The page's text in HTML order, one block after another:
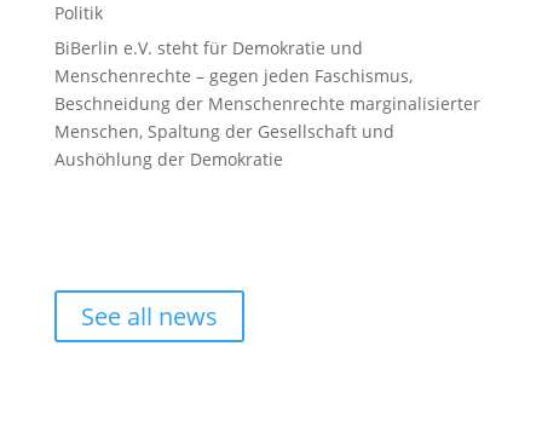
Politik
BiBerlin e.V. steht für Demokratie und
Menschenrechte – gegen jeden Faschismus,
Beschneidung der Menschenrechte marginalisierter
Menschen, Spaltung der Gesellschaft und
Aushöhlung der Demokratie
See all news